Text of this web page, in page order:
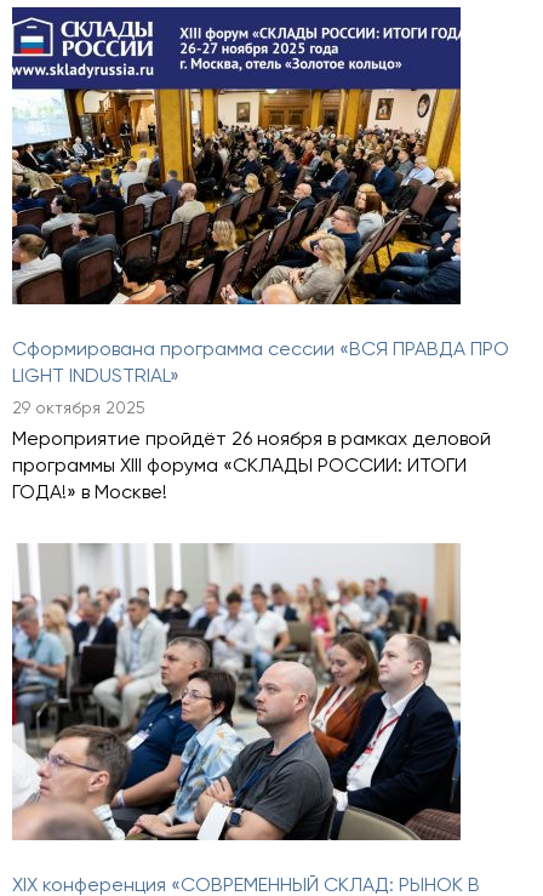
Сформирована программа сессии «ВСЯ ПРАВДА ПРО
LIGHT INDUSTRIAL»
29 октября 2025
Мероприятие пройдёт 26 ноября в рамках деловой
программы XIII форума «СКЛАДЫ РОССИИ: ИТОГИ
ГОДА!» в Москве!
XIX конференция «СОВРЕМЕННЫЙ СКЛАД: РЫНОК В